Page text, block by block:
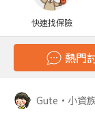
快速找保險
熱門
Gute • 小資族